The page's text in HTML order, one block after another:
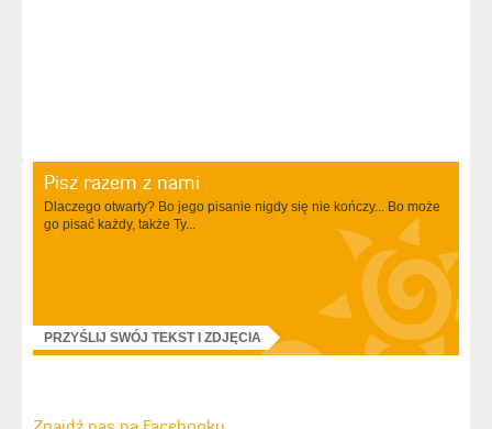
Pisz razem z nami
Dlaczego otwarty? Bo jego pisanie nigdy się nie kończy... Bo może
go pisać każdy, także Ty...
PRZYŚLIJ SWÓJ TEKST I ZDJĘCIA